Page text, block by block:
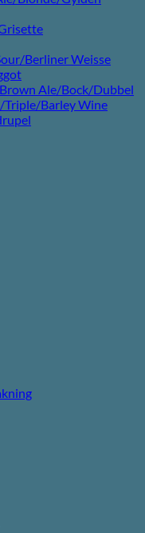
Berliner Weisse
Ale/Bock/Dubbel
Barley Wine